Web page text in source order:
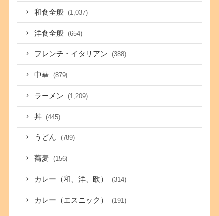
和食全般 (1,037)
洋食全般 (654)
フレンチ・イタリアン (388)
中華 (879)
ラーメン (1,209)
丼 (445)
うどん (789)
蕎麦 (156)
カレー（和、洋、欧） (314)
カレー（エスニック） (191)